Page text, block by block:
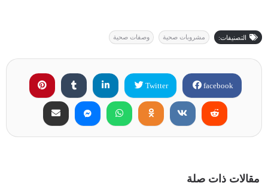
التصنيفات: مشروبات صحية وصفات صحية
facebook
Twitter
مقالات ذات صلة